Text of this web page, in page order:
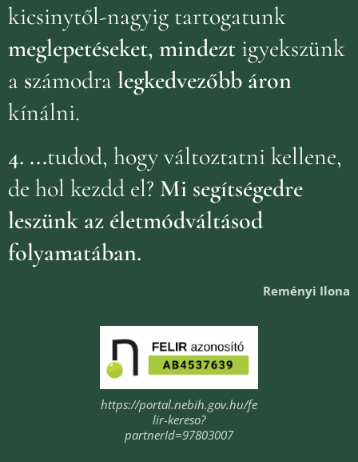
kicsinytől-nagyig tartogatunk
meglepetéseket, mindezt igyekszünk
a számodralegkedvezőbb áron
kínálni.
4. ...tudod, hogy változtatni kellene,
de hol kezdd el? Mi segítségedre
leszünk az életmódváltásod
folyamatában.
Reményi Ilona
https://portal.nebih.gov.hu/fe
lir-kereso?
partnerId=97803007